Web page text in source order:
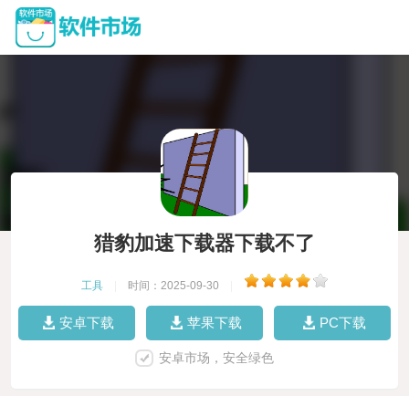
猎豹加速下载器下载不了
工具 时间：2025-09-30
安卓下载 苹果下载 PC下载
安卓市场，安全绿色